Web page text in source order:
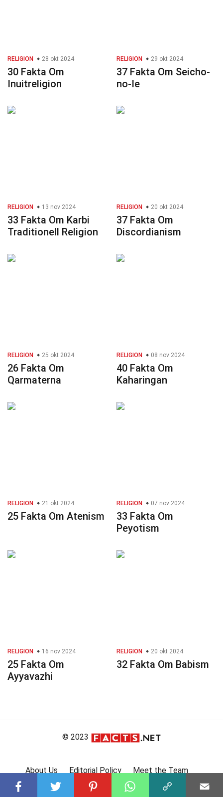
RELIGION 28 okt 2024
30 Fakta Om
Inuitreligion
RELIGION 29 okt 2024
37 Fakta Om Seicho-
no-Ie
RELIGION 13 nov 2024
33 Fakta Om Karbi
Traditionell Religion
RELIGION 20 okt 2024
37 Fakta Om
Discordianism
RELIGION 25 okt 2024
26 Fakta Om
Qarmaterna
RELIGION 08 nov 2024
40 Fakta Om
Kaharingan
RELIGION 21 okt 2024
25 Fakta Om Atenism
RELIGION 07 nov 2024
33 Fakta Om
Peyotism
RELIGION 16 nov 2024
25 Fakta Om
Ayyavazhi
RELIGION 20 okt 2024
32 Fakta Om Babism
© 2023
About Us Editorial Policy
Meet the Team
Product Review
Contact Us
Write For Us